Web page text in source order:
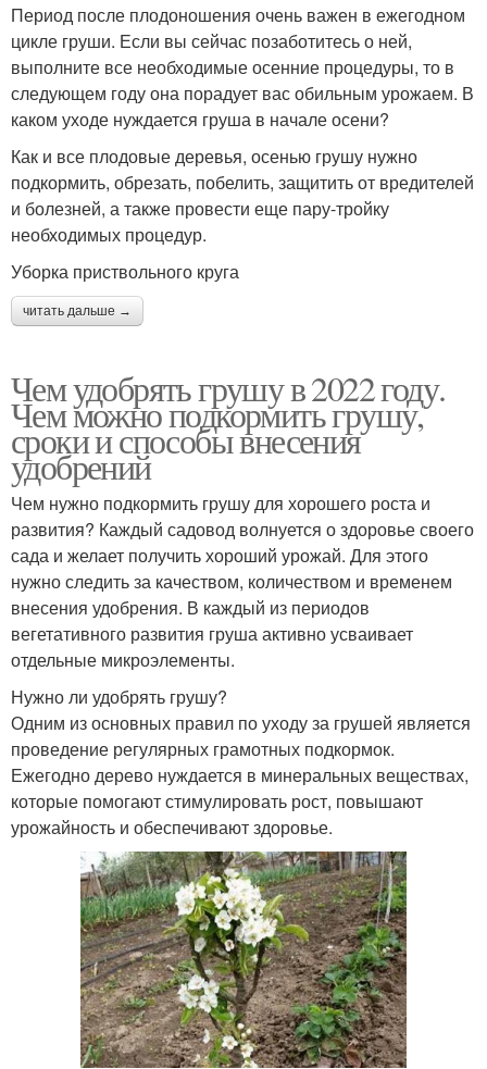
Период после плодоношения очень важен в ежегодном
цикле груши. Если вы сейчас позаботитесь о ней,
выполните все необходимые осенние процедуры, то в
следующем году она порадует вас обильным урожаем. В
каком уходе нуждается груша в начале осени?
Как и все плодовые деревья, осенью грушу нужно
подкормить, обрезать, побелить, защитить от вредителей
и болезней, а также провести еще пару-тройку
необходимых процедур.
Уборка приствольного круга
читать дальше →
Чем удобрять грушу в 2022 году.
Чем можно подкормить грушу,
сроки и способы внесения
удобрений
Чем нужно подкормить грушу для хорошего роста и
развития? Каждый садовод волнуется о здоровье своего
сада и желает получить хороший урожай. Для этого
нужно следить за качеством, количеством и временем
внесения удобрения. В каждый из периодов
вегетативного развития груша активно усваивает
отдельные микроэлементы.
Нужно ли удобрять грушу?
Одним из основных правил по уходу за грушей является
проведение регулярных грамотных подкормок.
Ежегодно дерево нуждается в минеральных веществах,
которые помогают стимулировать рост, повышают
урожайность и обеспечивают здоровье.